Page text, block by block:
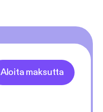
Aloita maksutta